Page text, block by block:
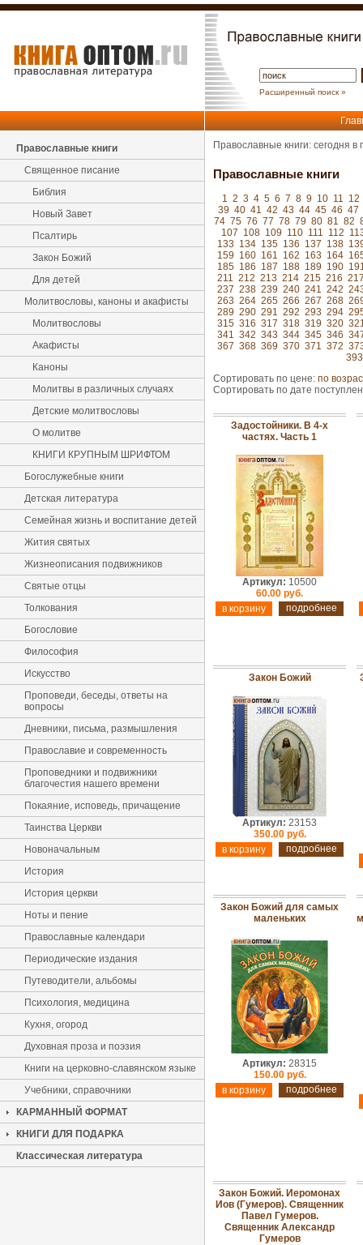
Расширенный поиск »
Православные книги
Священное писание
Библия
Новый Завет
Псалтирь
Закон Божий
Для детей
Молитвословы, каноны и акафисты
Молитвословы
Акафисты
Каноны
Молитвы в различных случаях
Детские молитвословы
О молитве
КНИГИ КРУПНЫМ ШРИФТОМ
Богослужебные книги
Детская литература
Семейная жизнь и воспитание детей
Жития святых
Жизнеописания подвижников
Святые отцы
Толкования
Богословие
Философия
Искусство
Проповеди, беседы, ответы на
вопросы
Дневники, письма, размышления
Православие и современность
Проповедники и подвижники
благочестия нашего времени
Покаяние, исповедь, причащение
Таинства Церкви
Новоначальным
История
История церкви
Ноты и пение
Православные календари
Периодические издания
Путеводители, альбомы
Психология, медицина
Кухня, огород
Духовная проза и поэзия
Книги на церковно-славянском языке
Учебники, справочники
КАРМАННЫЙ ФОРМАТ
КНИГИ ДЛЯ ПОДАРКА
Классическая литература
Православные книги: сегодня
Православные книги
1 2 3 4 5 6 7 8 9 10 11 12
39 40 41 42 43 44 45 46 47
74 75 76 77 78 79 80 81 82
107 108 109 110 111 112
133 134 135 136 137 138
159 160 161 162 163 164
185 186 187 188 189 190
211 212 213 214 215 216
237 238 239 240 241 242
263 264 265 266 267 268
289 290 291 292 293 294
315 316 317 318 319 320
341 342 343 344 345 346
367 368 369 370 371 372
393
Сортировать по цене: по
Сортировать по дате
Задостойники. В 4-х
частях. Часть 1
Артикул: 10500
60.00 руб.
подробнее
Закон Божий
Артикул: 23153
350.00 руб.
подробнее
Закон Божий для самых
маленьких
Артикул: 28315
150.00 руб.
подробнее
Закон Божий. Иеромонах
Иов (Гумеров). Священник
Павел Гумеров.
Священник Александр
Гумеров